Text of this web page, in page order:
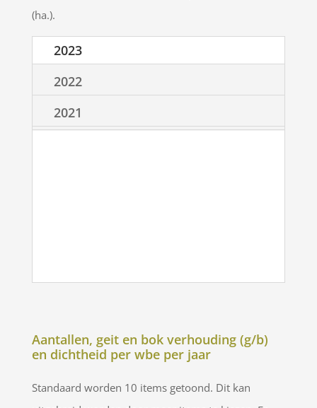
(ha.).
2023
2022
2021
Aantallen, geit en bok verhouding (g/b)
en dichtheid per wbe per jaar
Standaard worden 10 items getoond. Dit kan